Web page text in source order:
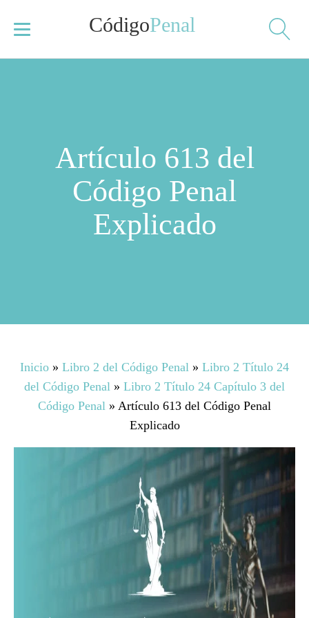
CódigoPenal
Artículo 613 del
Código Penal
Explicado
Inicio » Libro 2 del Código Penal » Libro 2 Título 24
del Código Penal » Libro 2 Título 24 Capítulo 3 del
Código Penal » Artículo 613 del Código Penal
Explicado